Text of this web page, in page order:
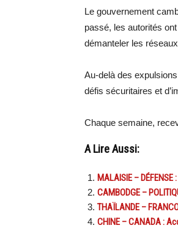
Le gouvernement
passé, les autorités
démanteler les
Au-delà des
défis sécuritaires et
Chaque semaine,
A Lire Aussi:
MALAISIE –
CAMBODGE –
THAÏLANDE –
CHINE – CANADA :